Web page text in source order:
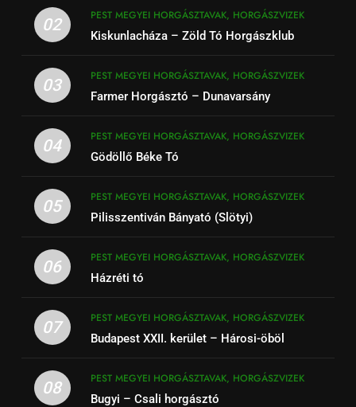
02
PEST MEGYEI HORGÁSZTAVAK, HORGÁSZVIZEK
Kiskunlacháza – Zöld Tó Horgászklub
03
PEST MEGYEI HORGÁSZTAVAK, HORGÁSZVIZEK
Farmer Horgásztó – Dunavarsány
04
PEST MEGYEI HORGÁSZTAVAK, HORGÁSZVIZEK
Gödöllő Béke Tó
05
PEST MEGYEI HORGÁSZTAVAK, HORGÁSZVIZEK
Pilisszentiván Bányató (Slötyi)
06
PEST MEGYEI HORGÁSZTAVAK, HORGÁSZVIZEK
Házréti tó
07
PEST MEGYEI HORGÁSZTAVAK, HORGÁSZVIZEK
Budapest XXII. kerület – Hárosi-öböl
08
PEST MEGYEI HORGÁSZTAVAK, HORGÁSZVIZEK
Bugyi – Csali horgásztó